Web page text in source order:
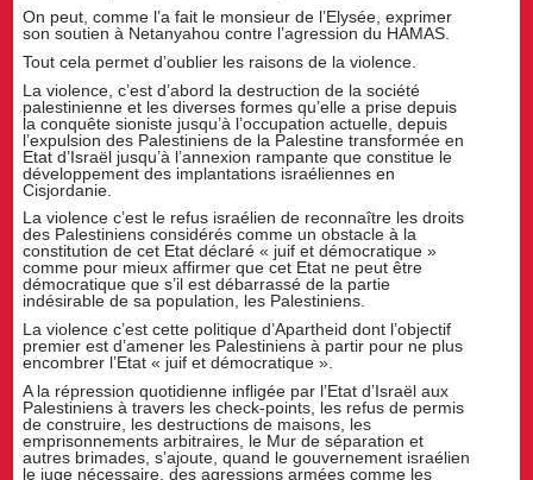
On peut, comme l’a fait le monsieur de l’Elysée, exprimer
son soutien à Netanyahou contre l’agression du HAMAS.
Tout cela permet d’oublier les raisons de la violence.
La violence, c’est d’abord la destruction de la société
palestinienne et les diverses formes qu’elle a prise depuis
la conquête sioniste jusqu’à l’occupation actuelle, depuis
l’expulsion des Palestiniens de la Palestine transformée en
Etat d’Israël jusqu’à l’annexion rampante que constitue le
développement des implantations israéliennes en
Cisjordanie.
La violence c’est le refus israélien de reconnaître les droits
des Palestiniens considérés comme un obstacle à la
constitution de cet Etat déclaré « juif et démocratique »
comme pour mieux affirmer que cet Etat ne peut être
démocratique que s’il est débarrassé de la partie
indésirable de sa population, les Palestiniens.
La violence c’est cette politique d’Apartheid dont l’objectif
premier est d’amener les Palestiniens à partir pour ne plus
encombrer l’Etat « juif et démocratique ».
A la répression quotidienne infligée par l’Etat d’Israël aux
Palestiniens à travers les check-points, les refus de permis
de construire, les destructions de maisons, les
emprisonnements arbitraires, le Mur de séparation et
autres brimades, s’ajoute, quand le gouvernement israélien
le juge nécessaire, des agressions armées comme les